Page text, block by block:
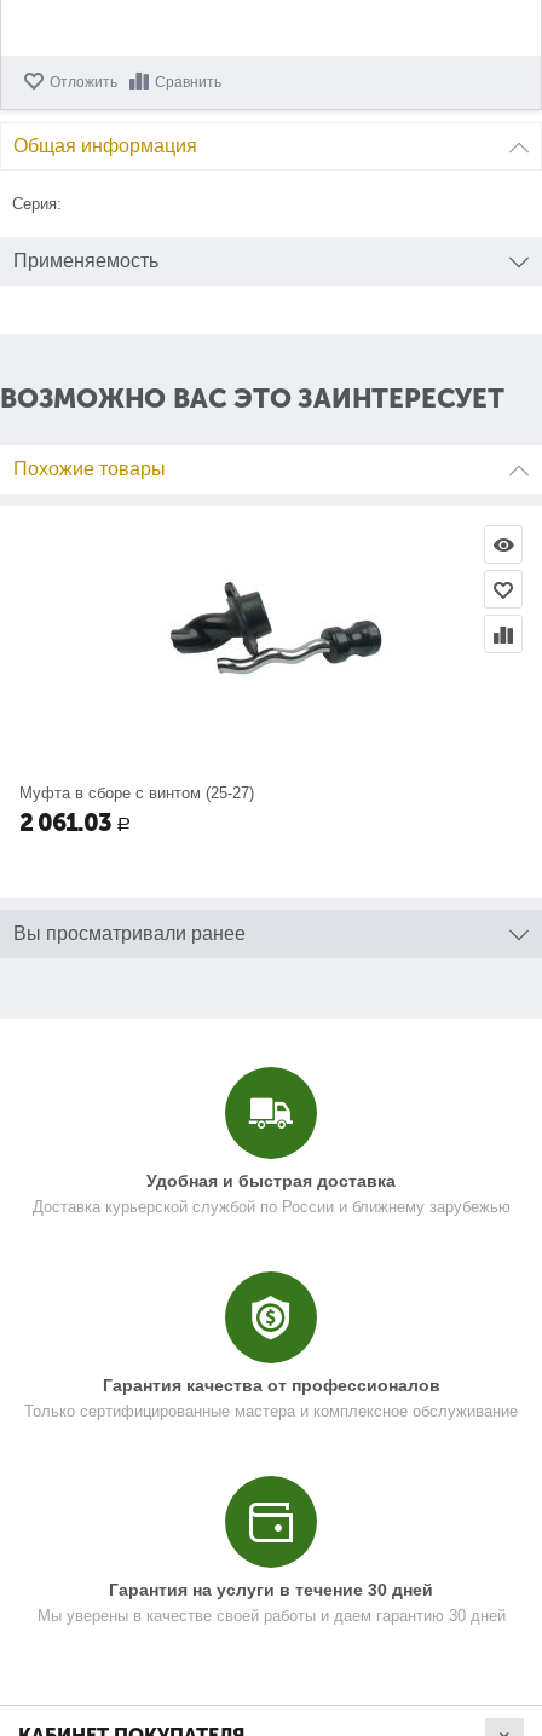
Отложить Сравнить
Общая информация
Серия:
Применяемость
ВОЗМОЖНО ВАС ЭТО ЗАИНТЕРЕСУЕТ
Похожие товары
Муфта в сборе с винтом (25-27)
2 061.03 Р
Вы просматривали ранее
Удобная и быстрая доставка
Доставка курьерской службой по России и ближнему зарубежью
Гарантия качества от профессионалов
Только сертифицированные мастера и комплексное обслуживание
Гарантия на услуги в течение 30 дней
Мы уверены в качестве своей работы и даем гарантию 30 дней